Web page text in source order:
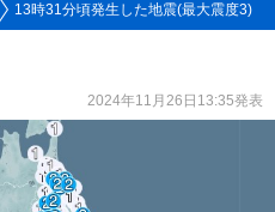
13時31分頃発生した地震(最大震度3)
2024年11月26日13:35発表